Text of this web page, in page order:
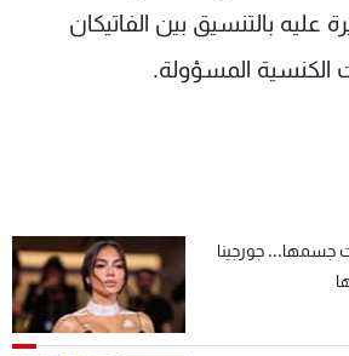
عليه بالتنسيق بين الفاتيكان
الكنسية المسؤولة.
جسمها... جورجينا